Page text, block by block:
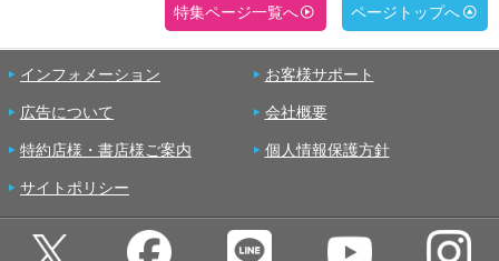
特集ページ一覧へ ページトップへ
インフォメーション お客様サポート
広告について 会社概要
特約店様・書店様ご案内 個人情報保護方針
サイトポリシー